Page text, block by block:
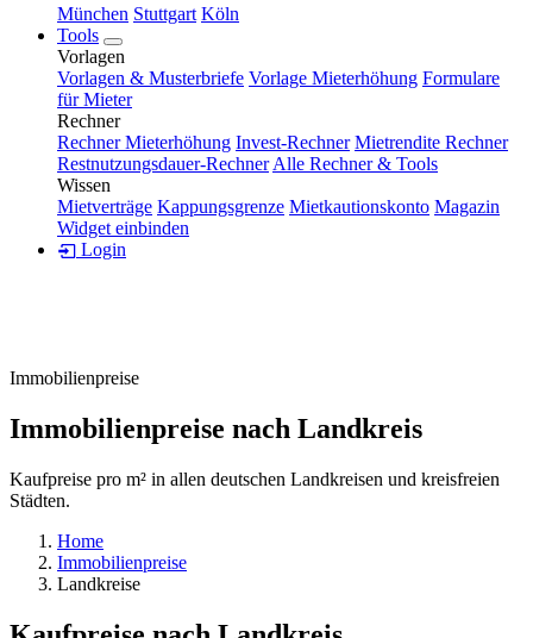
München Stuttgart Köln
Tools
Vorlagen
Vorlagen & Musterbriefe Vorlage Mieterhöhung Formulare
für Mieter
Rechner
Rechner Mieterhöhung Invest-Rechner Mietrendite Rechner
Restnutzungsdauer-Rechner Alle Rechner & Tools
Wissen
Mietverträge Kappungsgrenze Mietkautionskonto Magazin
Widget einbinden
Login
Immobilienpreise
Immobilienpreise nach Landkreis
Kaufpreise pro m² in allen deutschen Landkreisen und kreisfreien
Städten.
Home
Immobilienpreise
Landkreise